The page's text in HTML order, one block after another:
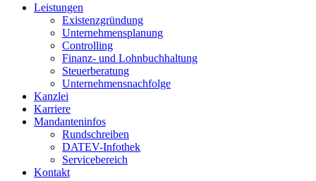
Menu
Leistungen
Existenzgründung
Unternehmensplanung
Controlling
Finanz- und Lohnbuchhaltung
Steuerberatung
Unternehmensnachfolge
Kanzlei
Karriere
Mandanteninfos
Rundschreiben
DATEV-Infothek
Servicebereich
Kontakt